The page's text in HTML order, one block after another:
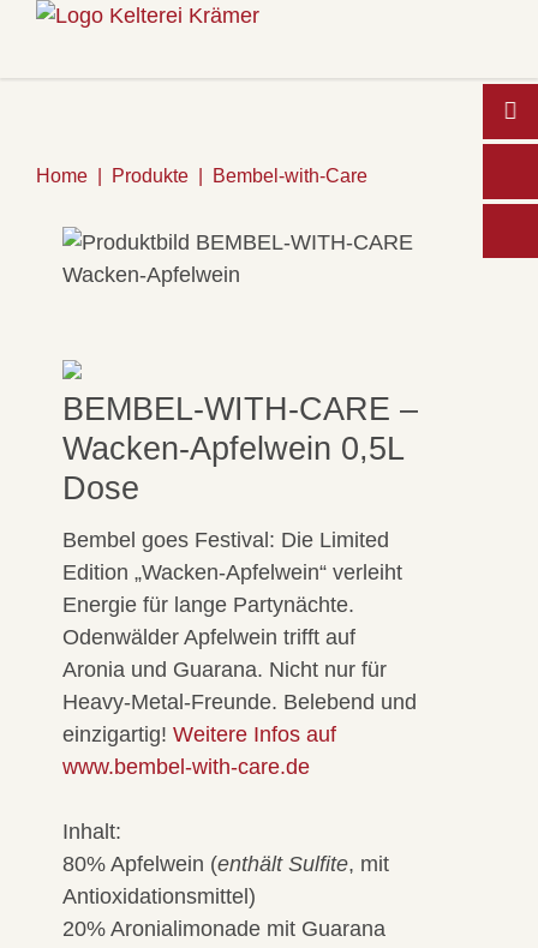
Home Produkte Bembel-with-Care
BEMBEL-WITH-CARE –
Wacken-Apfelwein 0,5L
Dose
Bembel goes Festival: Die Limited
Edition „Wacken-Apfelwein“ verleiht
Energie für lange Partynächte.
Odenwälder Apfelwein trifft auf
Aronia und Guarana. Nicht nur für
Heavy-Metal-Freunde. Belebend und
einzigartig!Weitere Infos auf
www.bembel-with-care.de
Inhalt:
80% Apfelwein (enthält Sulfite, mit
Antioxidationsmittel)
20% Aronialimonade mit Guarana